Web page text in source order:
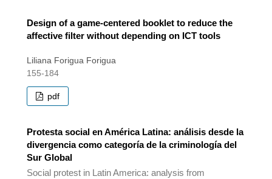
Design of a game-centered booklet to reduce the
affective filter without depending on ICT tools
Liliana Forigua Forigua
155-184
pdf
Protesta social en América Latina: análisis desde la
divergencia como categoría de la criminología del
Sur Global
Social protest in Latin America: analysis from